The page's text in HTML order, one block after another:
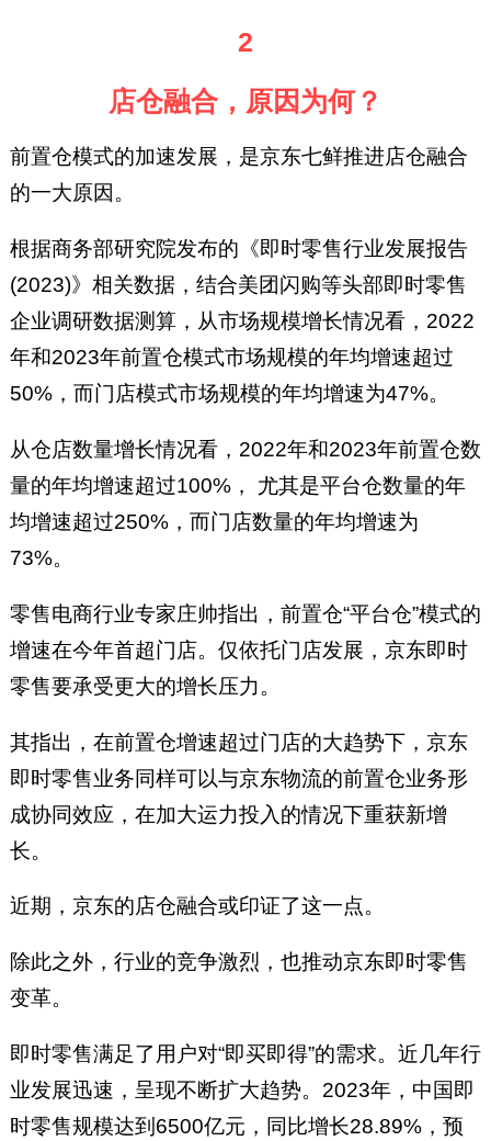
2
店仓融合，原因为何？
前置仓模式的加速发展，是京东七鲜推进店仓融合
的一大原因。
根据商务部研究院发布的《即时零售行业发展报告
(2023)》相关数据，结合美团闪购等头部即时零售
企业调研数据测算，从市场规模增长情况看，2022
年和2023年前置仓模式市场规模的年均增速超过
50%，而门店模式市场规模的年均增速为47%。
从仓店数量增长情况看，2022年和2023年前置仓数
量的年均增速超过100%， 尤其是平台仓数量的年
均增速超过250%，而门店数量的年均增速为
73%。
零售电商行业专家庄帅指出，前置仓“平台仓”模式的
增速在今年首超门店。仅依托门店发展，京东即时
零售要承受更大的增长压力。
其指出，在前置仓增速超过门店的大趋势下，京东
即时零售业务同样可以与京东物流的前置仓业务形
成协同效应，在加大运力投入的情况下重获新增
长。
近期，京东的店仓融合或印证了这一点。
除此之外，行业的竞争激烈，也推动京东即时零售
变革。
即时零售满足了用户对“即买即得”的需求。近几年行
业发展迅速，呈现不断扩大趋势。2023年，中国即
时零售规模达到6500亿元，同比增长28.89%，预